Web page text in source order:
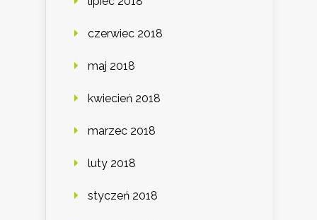
czerwiec 2018
maj 2018
kwiecień 2018
marzec 2018
luty 2018
styczeń 2018